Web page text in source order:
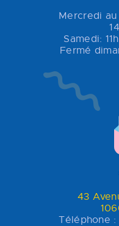
Mercredi au
Samedi:
Fermé
43
Téléphone